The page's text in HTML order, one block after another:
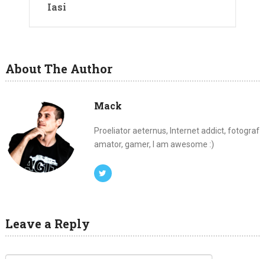
Iasi
About The Author
Mack
Proeliator aeternus, Internet addict, fotograf
amator, gamer, I am awesome :)
Leave a Reply